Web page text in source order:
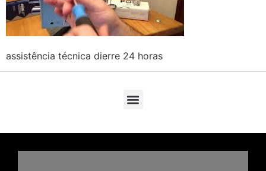
assistência técnica dierre 24 horas